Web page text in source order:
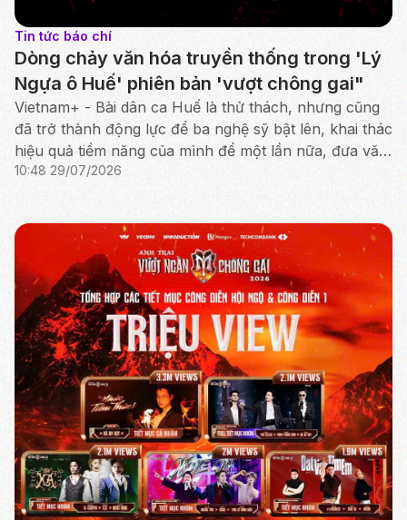
Tin tức báo chí
Dòng chảy văn hóa truyền thống trong 'Lý
Ngựa ô Huế' phiên bản 'vượt chông gai"
Vietnam+ - Bài dân ca Huế là thử thách, nhưng cũng
đã trở thành động lực để ba nghệ sỹ bật lên, khai thác
hiệu quả tiềm năng của mình để một lần nữa, đưa văn
hóa truyền thống tỏa sáng rực rỡ.
10:48 29/07/2026